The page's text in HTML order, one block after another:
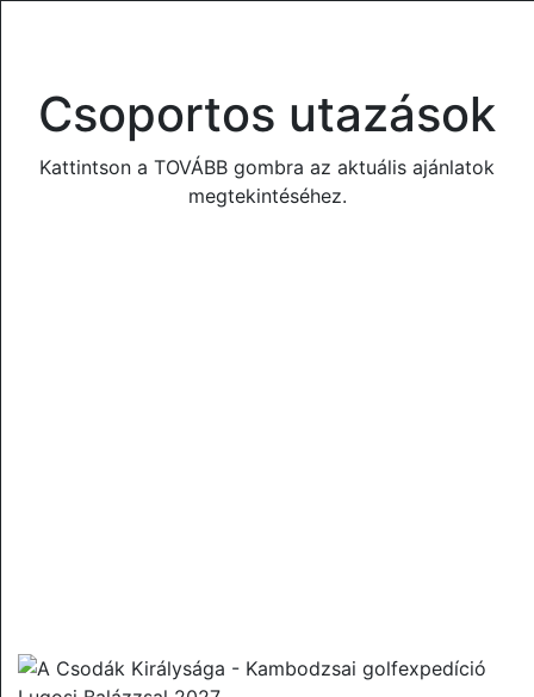
Csoportos utazások
Kattintson a TOVÁBB gombra az aktuális ajánlatok
megtekintéséhez.